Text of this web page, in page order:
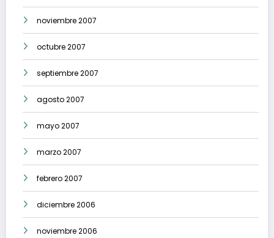
noviembre 2007
octubre 2007
septiembre 2007
agosto 2007
mayo 2007
marzo 2007
febrero 2007
diciembre 2006
noviembre 2006